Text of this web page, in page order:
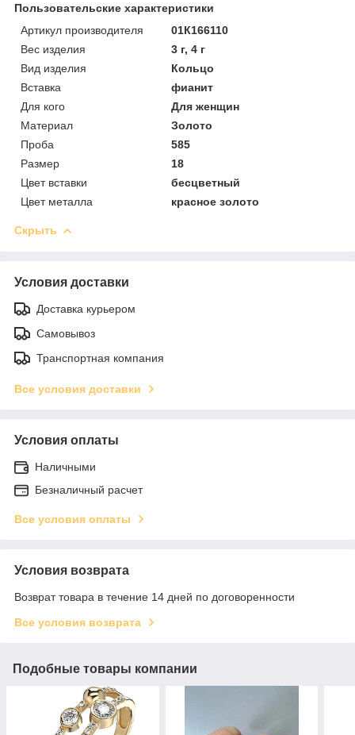
Пользовательские характеристики
Артикул производителя
01К166110
Вес изделия
3 г, 4 г
Вид изделия
Кольцо
Вставка
фианит
Для кого
Для женщин
Материал
Золото
Проба
585
Размер
18
Цвет вставки
бесцветный
Цвет металла
красное золото
Скрыть
Условия доставки
Доставка курьером
Самовывоз
Транспортная компания
Все условия доставки
Условия оплаты
Наличными
Безналичный расчет
Все условия оплаты
Условия возврата
Возврат товара в течение 14 дней по договоренности
Все условия возврата
Подобные товары компании